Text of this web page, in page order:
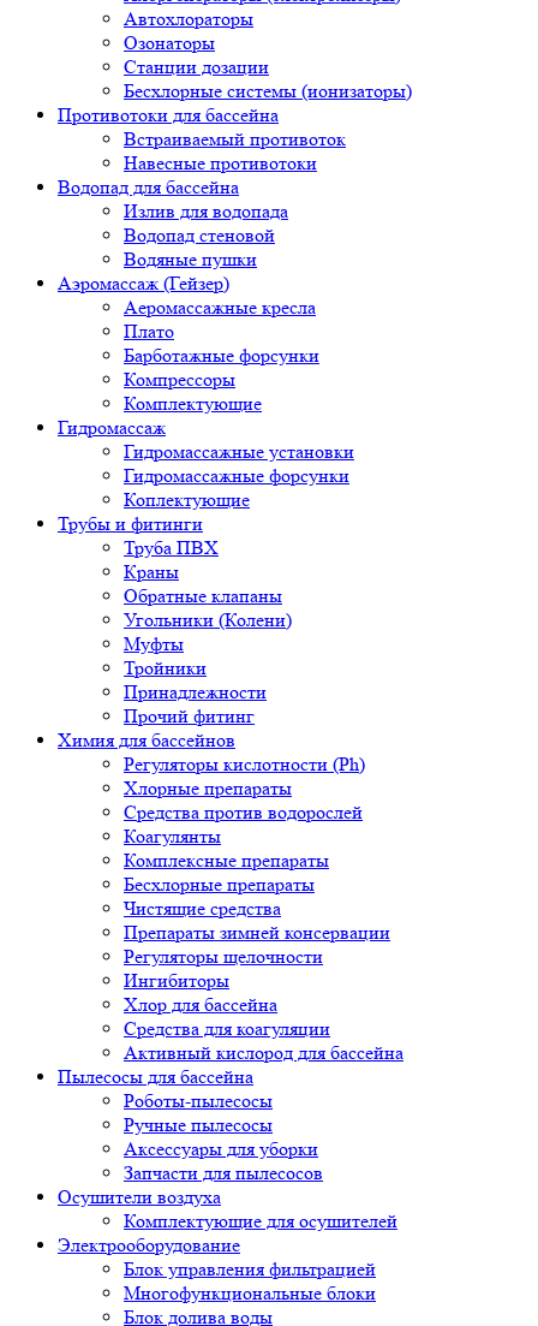
Автохлораторы
Озонаторы
Станции дозации
Бесхлорные системы (ионизаторы)
Противотоки для бассейна
Встраиваемый противоток
Навесные противотоки
Водопад для бассейна
Излив для водопада
Водопад стеновой
Водяные пушки
Аэромассаж (Гейзер)
Аеромассажные кресла
Плато
Барботажные форсунки
Компрессоры
Комплектующие
Гидромассаж
Гидромассажные установки
Гидромассажные форсунки
Коплектующие
Трубы и фитинги
Труба ПВХ
Краны
Обратные клапаны
Угольники (Колени)
Муфты
Тройники
Принадлежности
Прочий фитинг
Химия для бассейнов
Регуляторы кислотности (Ph)
Хлорные препараты
Средства против водорослей
Коагулянты
Комплексные препараты
Бесхлорные препараты
Чистящие средства
Препараты зимней консервации
Регуляторы щелочности
Ингибиторы
Хлор для бассейна
Средства для коагуляции
Активный кислород для бассейна
Пылесосы для бассейна
Роботы-пылесосы
Ручные пылесосы
Аксессуары для уборки
Запчасти для пылесосов
Осушители воздуха
Комплектующие для осушителей
Электрооборудование
Блок управления фильтрацией
Многофункциональные блоки
Блок долива воды